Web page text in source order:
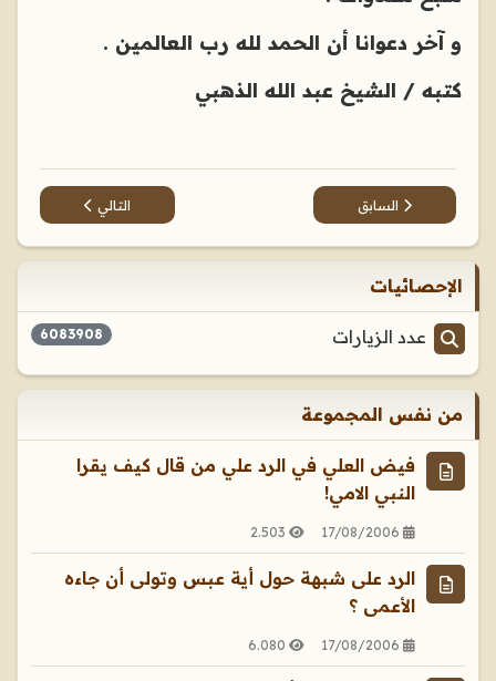
الإحصائيات
عدد الزيارات 6083908
و آخر دعوانا أن الحمد لله رب العالمين .
كتبه / الشيخ عبد الله الذهبي
المقال السابق: هل خالف النبي محمد أمر الله؟
السابق المقال التالي:
التالي
من نفس المجموعة
فيض العلي في الرد علي من قال كيف يقرا
النبي الامي!
17/08/2006
2.503
الرد على شبهة حول أية عبس وتولى أن جاءه
الأعمى ؟
17/08/2006
6.080